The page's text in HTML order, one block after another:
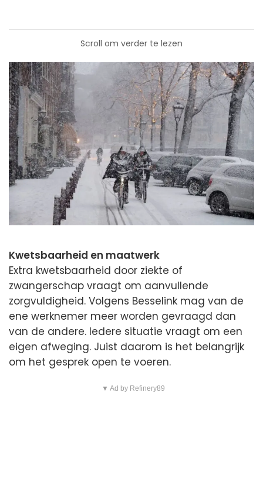
Scroll om verder te lezen
Kwetsbaarheid en maatwerk
Extra kwetsbaarheid door ziekte of
zwangerschap vraagt om aanvullende
zorgvuldigheid. Volgens Besselink mag van de
ene werknemer meer worden gevraagd dan
van de andere. Iedere situatie vraagt om een
eigen afweging. Juist daarom is het belangrijk
om het gesprek open te voeren.
▼ Ad by Refinery89